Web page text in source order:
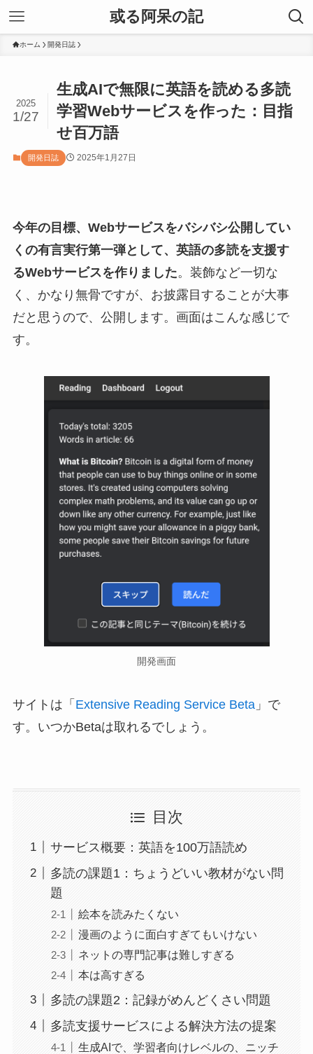
或る阿呆の記
ホーム 開発日誌
生成AIで無限に英語を読める多読
学習Webサービスを作った：目指
せ百万語
2025
1/27
開発日誌 2025年1月27日
今年の目標、Webサービスをバシバシ公開してい
くの有言実行第一弾として、英語の多読を支援す
るWebサービスを作りました。装飾など一切な
く、かなり無骨ですが、お披露目することが大事
だと思うので、公開します。画面はこんな感じで
す。
開発画面
サイトは「 Extensive Reading Service Beta」で
す。いつかBetaは取れるでしょう。
目次
サービス概要：英語を100万語読め
多読の課題1：ちょうどいい教材がない問
題
絵本を読みたくない
漫画のように面白すぎてもいけない
ネットの専門記事は難しすぎる
本は高すぎる
多読の課題2：記録がめんどくさい問題
多読支援サービスによる解決方法の提案
生成AIで、学習者向けレベルの、ニッチ